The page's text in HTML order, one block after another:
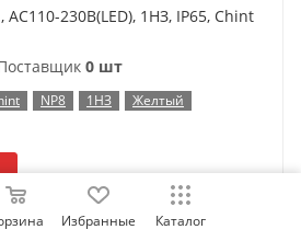
230В(LED), 1НЗ, IP65, Chint
0 шт
NP8 1НЗ
Желтый
Избранные Каталог